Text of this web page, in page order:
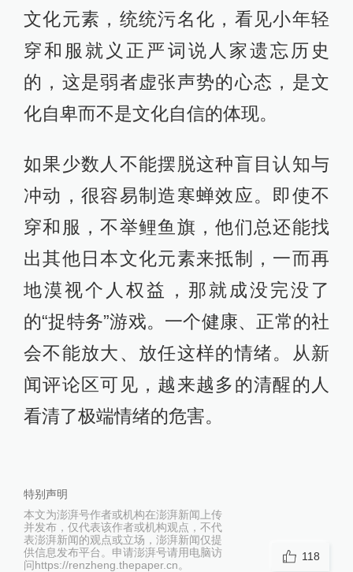
文化元素，统统污名化，看见小年轻
穿和服就义正严词说人家遗忘历史
的，这是弱者虚张声势的心态，是文
化自卑而不是文化自信的体现。
如果少数人不能摆脱这种盲目认知与
冲动，很容易制造寒蝉效应。即使不
穿和服，不举鲤鱼旗，他们总还能找
出其他日本文化元素来抵制，一而再
地漠视个人权益，那就成没完没了
的“捉特务”游戏。一个健康、正常的社
会不能放大、放任这样的情绪。从新
闻评论区可见，越来越多的清醒的人
看清了极端情绪的危害。
特别声明
本文为澎湃号作者或机构在澎湃新闻上传
并发布，仅代表该作者或机构观点，不代
表澎湃新闻的观点或立场，澎湃新闻仅提
供信息发布平台。申请澎湃号请用电脑访
问https://renzheng.thepaper.cn。
118